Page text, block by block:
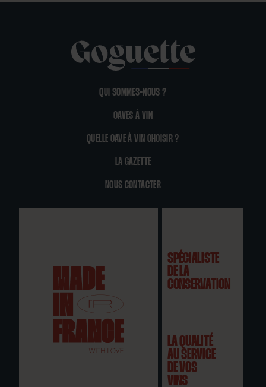
QUI SOMMES-NOUS ?
CAVES À VIN
QUELLE CAVE À VIN CHOISIR ?
LA GAZETTE
NOUS CONTACTER
SPÉCIALISTE
DE LA
CONSERVATION
LA QUALITÉ
AU SERVICE
DE VOS
VINS